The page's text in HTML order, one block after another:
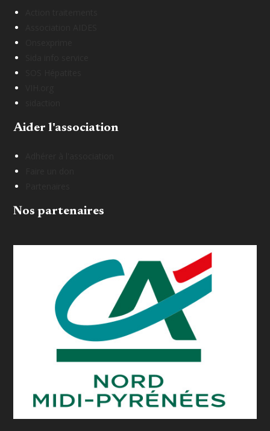
Aider l'association
Nos partenaires